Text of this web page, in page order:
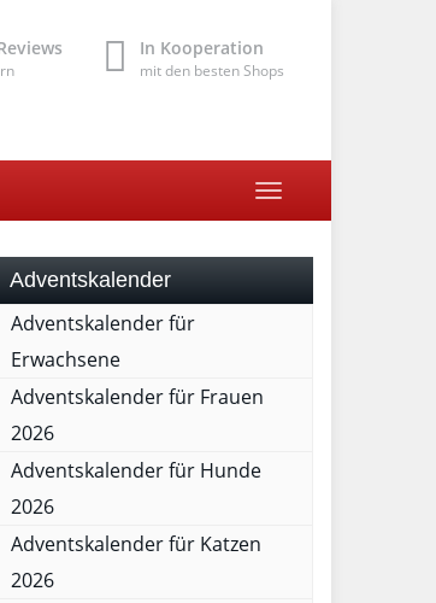
In Kooperation
mit den besten Shops
Toggle
navigation
Adventskalender
Adventskalender für
Erwachsene
Adventskalender für Frauen
2026
Adventskalender für Hunde
2026
Adventskalender für Katzen
2026